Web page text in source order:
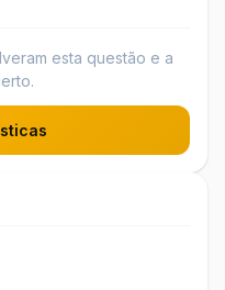
esta questão e a